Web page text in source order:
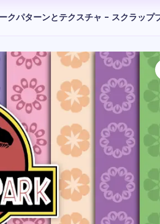
クパターンとテクスチャ - スクラップ